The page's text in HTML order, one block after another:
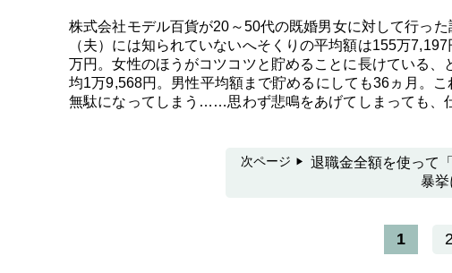
株式会社モデル百貨が20～50代の既婚男女に対して行っ
（夫）には知られていないへそくりの平均額は155万
万円。女性のほうがコツコツと貯めることに長けている
均1万9,568円。男性平均額まで貯めるにしても36ヵ月。
無駄になってしまう……思わず悲鳴をあげてしまっても、
次ページ
退職金全額を使って
暴挙
1 2